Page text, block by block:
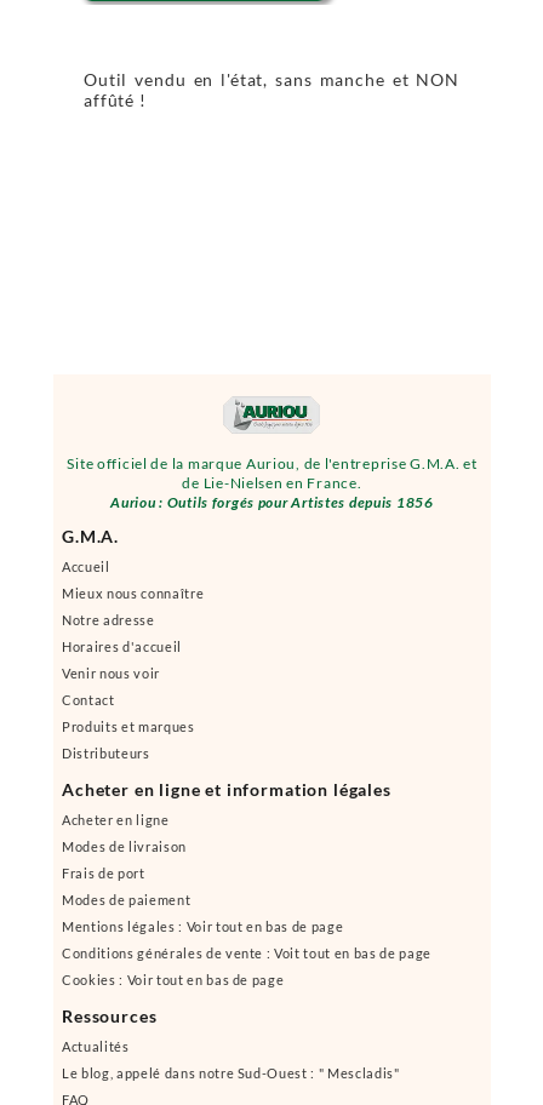
Site officiel de la marque Auriou, de l'entreprise G.M.A. et
de Lie-Nielsen en France.
Auriou : Outils forgés pour Artistes depuis 1856
G.M.A.
Accueil
Mieux nous connaître
Notre adresse
Horaires d'accueil
Venir nous voir
Contact
Produits et marques
Distributeurs
Acheter en ligne et information légales
Acheter en ligne
Modes de livraison
Frais de port
Modes de paiement
Mentions légales : Voir tout en bas de page
Conditions générales de vente : Voit tout en bas de page
Cookies : Voir tout en bas de page
Ressources
Actualités
Le blog, appelé dans notre Sud-Ouest : " Mescladis"
FAQ
Outil vendu en l'état, sans manche et NON
affûté !